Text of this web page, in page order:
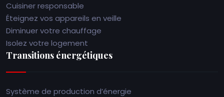
Cuisiner responsable
Éteignez vos appareils en veille
Diminuer votre chauffage
Isolez votre logement
Transitions énergétiques
Système de production d’énergie